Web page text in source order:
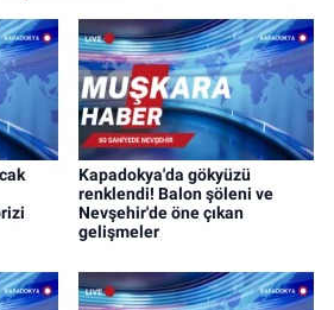
Kapadokya'da gökyüzü
renklendi! Balon şöleni ve
Nevşehir'de öne çıkan
gelişmeler